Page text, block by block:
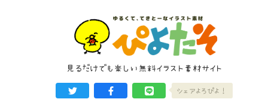
見るだけでも楽しい無料イラスト素材サイト
シェアよろぴよ！